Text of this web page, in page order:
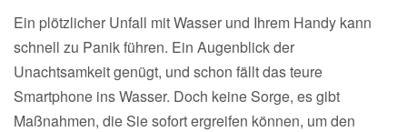
Ein plötzlicher Unfall mit Wasser und Ihrem Handy kann
schnell zu Panik führen. Ein Augenblick der
Unachtsamkeit genügt, und schon fällt das teure
Smartphone ins Wasser. Doch keine Sorge, es gibt
Maßnahmen, die Sie sofort ergreifen können, um den